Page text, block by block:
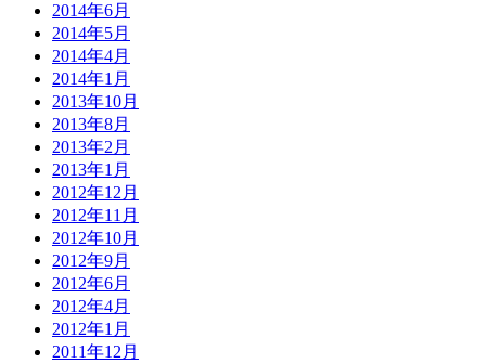
2014年6月
2014年5月
2014年4月
2014年1月
2013年10月
2013年8月
2013年2月
2013年1月
2012年12月
2012年11月
2012年10月
2012年9月
2012年6月
2012年4月
2012年1月
2011年12月